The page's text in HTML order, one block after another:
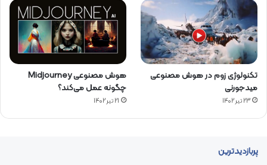
تکنولوژی زوم در هوش مصنوعی
میدجورنی
23 تیر 1402
هوش مصنوعی Midjourney
چگونه عمل می‌کند؟
21 تیر 1402
پربازدیدترین